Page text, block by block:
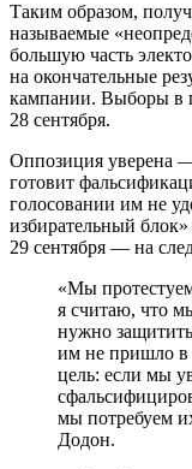
Таким образом,
называемые
большую часть
на окончательные
кампании. Выборы в
28 сентября.
Оппозиция
готовит
голосовании им не
избирательный
29 сентября — на
«Мы
я считаю, что
нужно
им не пришло в
цель: если мы
мы потребуем
Додон.